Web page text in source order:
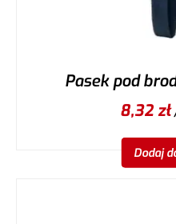
Pasek pod
8,32zł
Dodaj